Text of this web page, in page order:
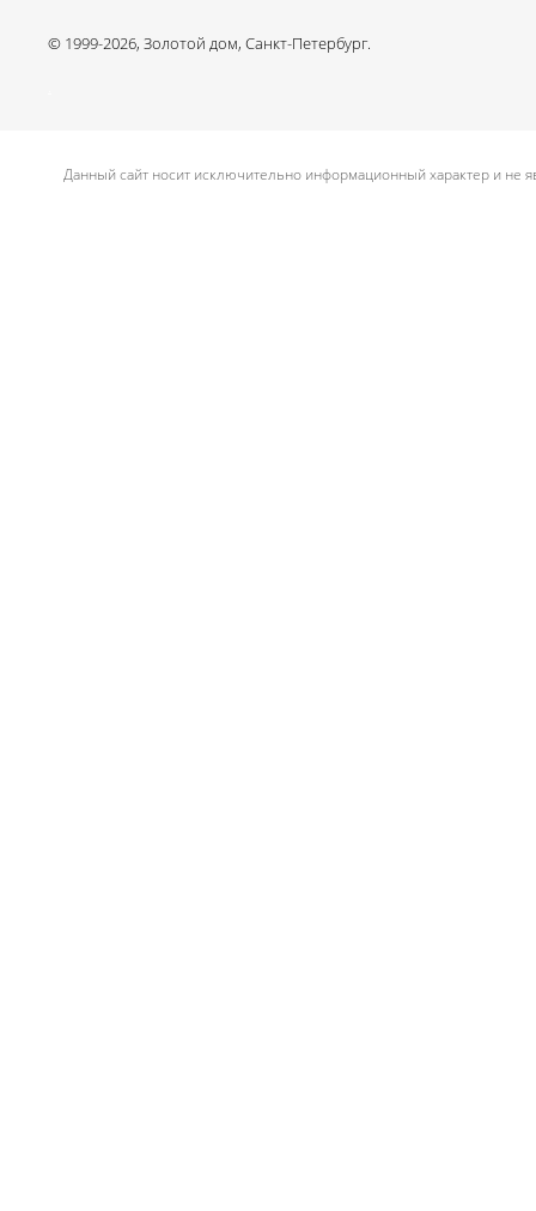
© 1999-2026, Золотой дом, Санкт-Петербург.
Данный сайт носит исключительно информационный характер и не